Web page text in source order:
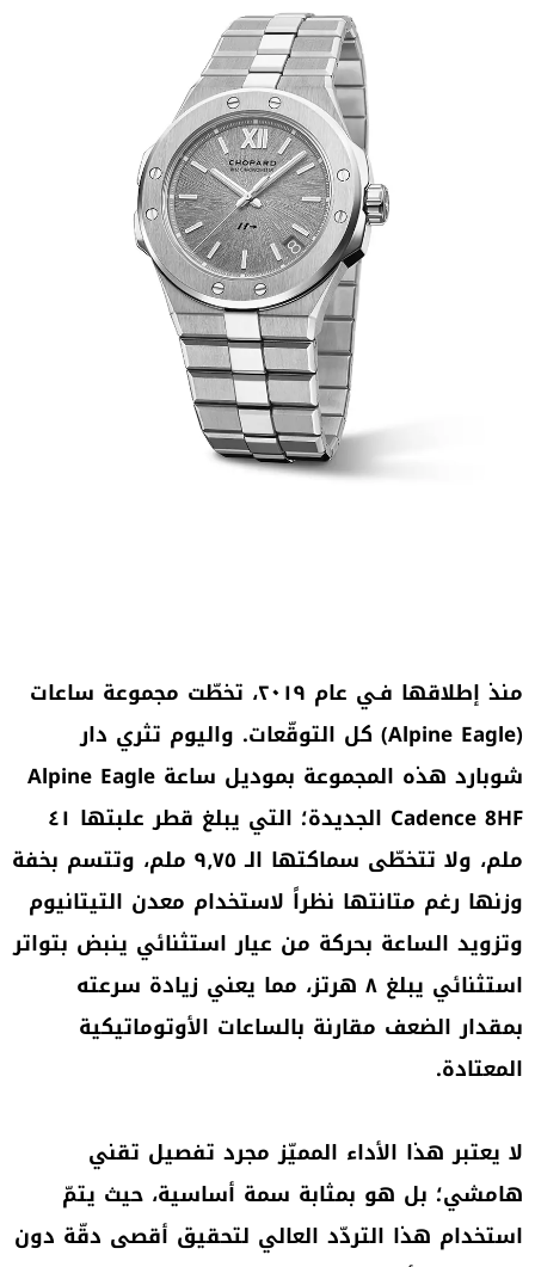
منذ إطلاقها فـي عام ٢٠١٩، تخطّت مجموعة ساعات
(Alpine Eagle) كل التوقّعات. واليوم تثري دار
شوبارد هذه المجموعة بموديل ساعة Alpine Eagle
Cadence 8HF الجديدة؛ التي يبلغ قطر علبتها ٤١
ملم، ولا تتخطّى سماكتها الـ ٩٫٧٥ ملم، وتتسم بخفة
وزنها رغم متانتها نظراً لاستخدام معدن التيتانيوم
وتزويد الساعة بحركة من عيار استثنائي ينبض بتواتر
استثنائي يبلغ ٨ هرتز، مما يعني زيادة سرعته
بمقدار الضعف مقارنة بالساعات الأوتوماتيكية
المعتادة.
لا يعتبر هذا الأداء المميّز مجرد تفصيل تقني
هامشي؛ بل هو بمثابة سمة أساسية، حيث يتمّ
استخدام هذا التردّد العالي لتحقيق أقصى دقّة دون